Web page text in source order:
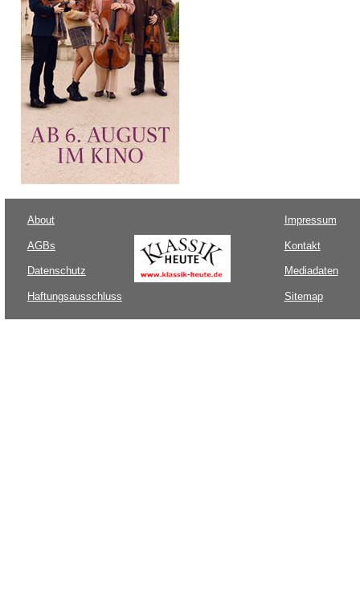
About
AGBs
Datenschutz
Haftungsausschluss
Impressum
Kontakt
Mediadaten
Sitemap